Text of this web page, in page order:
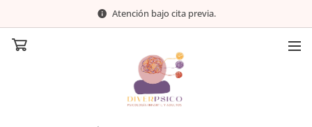
Atención bajo cita previa.